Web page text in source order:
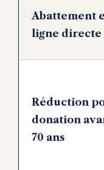
Abattement
ligne directe
Réduction
donation
70 ans